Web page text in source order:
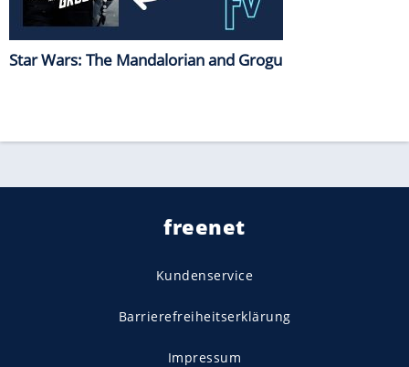
Star Wars: The Mandalorian and Grogu
freenet
Kundenservice
Barrierefreiheitserklärung
Impressum